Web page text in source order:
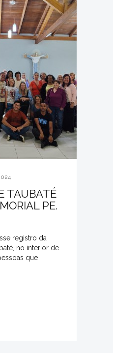
TAUBATÉ
PE.
registro da
no interior de
que